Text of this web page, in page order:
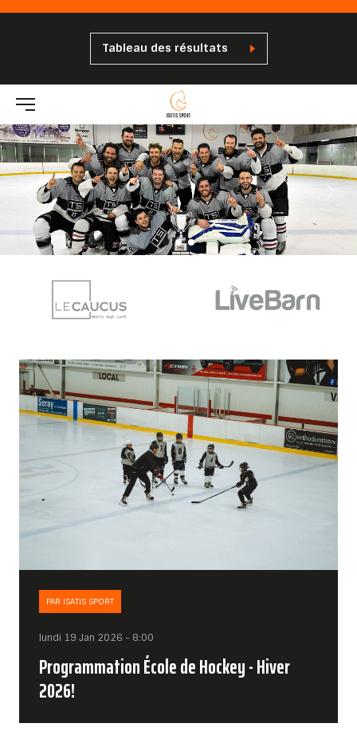
Tableau des résultats
PAR ISATIS SPORT
lundi 19 Jan 2026 - 8:00
Programmation École de Hockey - Hiver
2026!